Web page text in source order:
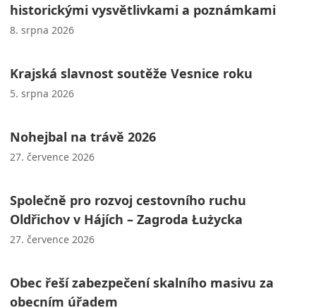
historickými vysvětlivkami a poznámkami
8. srpna 2026
Krajská slavnost soutěže Vesnice roku
5. srpna 2026
Nohejbal na trávě 2026
27. července 2026
Společně pro rozvoj cestovního ruchu
Oldřichov v Hájích – Zagroda Łużycka
27. července 2026
Obec řeší zabezpečení skalního masivu za
obecním úřadem